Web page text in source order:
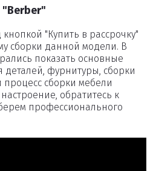
"Berber"
"Купить в рассрочку"
сборки данной модели. В
показать основные
фурнитуры, сборки
сборки мебели
обратитесь к
профессионального